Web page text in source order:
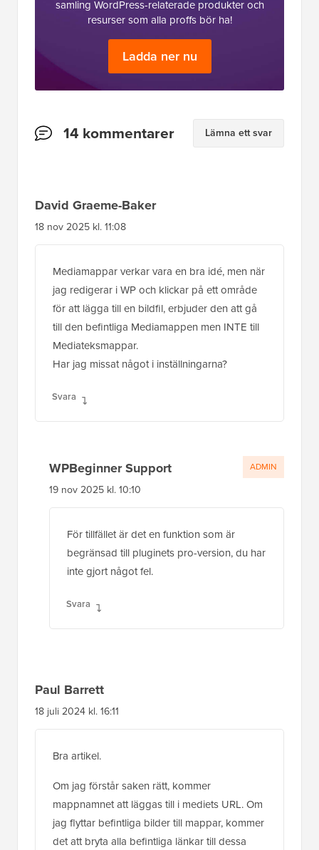
samling WordPress-relaterade produkter och
resurser som alla proffs bör ha!
Ladda ner nu
Läsarnas14 kommentarer Lämna ett svar
David Graeme-Baker
18 nov 2025 kl. 11:08
Mediamappar verkar vara en bra idé, men när
jag redigerar i WP och klickar på ett område
för att lägga till en bildfil, erbjuder den att gå
till den befintliga Mediamappen men INTE till
Mediateksmappar.
Har jag missat något i inställningarna?
Svara
WPBeginner Support
19 nov 2025 kl. 10:10
För tillfället är det en funktion som är
begränsad till pluginets pro-version, du har
inte gjort något fel.
Svara
ADMIN
Paul Barrett
18 juli 2024 kl. 16:11
Bra artikel.
Om jag förstår saken rätt, kommer
mappnamnet att läggas till i mediets URL. Om
jag flyttar befintliga bilder till mappar, kommer
det att bryta alla befintliga länkar till dessa